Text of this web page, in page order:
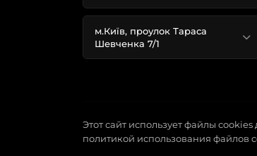
м.Київ, проулок Тараса
Шевченка 7/1
Этот сайт использует файлы
политикой использования файлов